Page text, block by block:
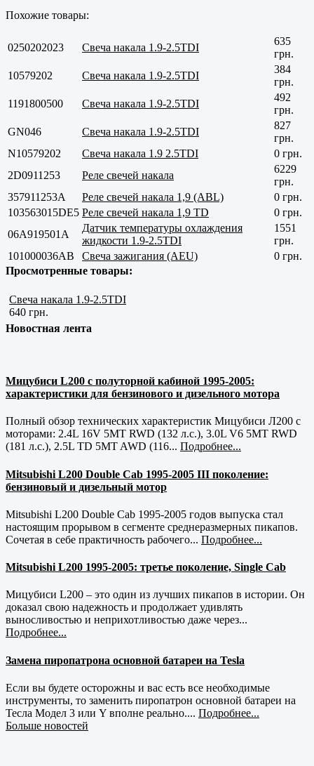
Похожие товары:
0250202023 Свеча накала 1.9-2.5TDI
635
грн.
10579202
Свеча накала 1.9-2.5TDI
384
грн.
1191800500
Свеча накала 1.9-2.5TDI
492
грн.
GN046
Свеча накала 1.9-2.5TDI
827
грн.
N10579202
Свеча накала 1.9 2.5TDI
0 грн.
2D0911253
Реле свечей накала
6229
грн.
357911253A
Реле свечей накала 1,9 (ABL)
0 грн.
103563015DE5 Реле свечей накала 1,9 TD
0 грн.
06A919501A
Датчик температуры охлаждения
жидкости 1.9-2.5TDI
1551
грн.
101000036AB
Свеча зажигания (AEU)
0 грн.
Просмотренные товары:
Свеча накала 1.9-2.5TDI
640 грн.
Новостная лента
Мицубиси L200 с полуторной кабиной 1995-2005:
характеристики для бензинового и дизельного мотора
Полный обзор технических характеристик Мицубиси Л200 с
моторами: 2.4L 16V 5MT RWD (132 л.с.), 3.0L V6 5MT RWD
(181 л.с.), 2.5L TD 5MT AWD (116... Подробнее...
Mitsubishi L200 Double Cab 1995-2005 III поколение:
бензиновый и дизельный мотор
Mitsubishi L200 Double Cab 1995-2005 годов выпуска стал
настоящим прорывом в сегменте среднеразмерных пикапов.
Сочетая в себе практичность рабочего... Подробнее...
Mitsubishi L200 1995-2005: третье поколение, Single Cab
Мицубиси L200 – это один из лучших пикапов в истории. Он
доказал свою надежность и продолжает удивлять
выносливостью и неприхотливостью даже через...
Подробнее...
Замена пиропатрона основной батареи на Tesla
Если вы будете осторожны и вас есть все необходимые
инструменты, то заменить пиропатрон основной батареи на
Тесла Модел 3 или Y вполне реально.... Подробнее...
Больше новостей